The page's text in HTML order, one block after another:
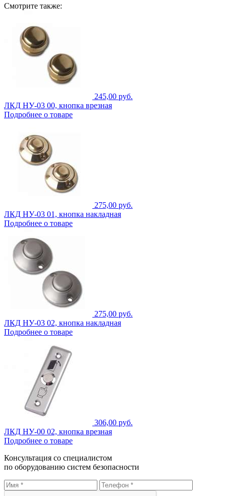
Смотрите также:
245,00 руб.
ЛКД НУ-03 00, кнопка врезная
Подробнее о товаре
275,00 руб.
ЛКД НУ-03 01, кнопка накладная
Подробнее о товаре
275,00 руб.
ЛКД НУ-03 02, кнопка накладная
Подробнее о товаре
306,00 руб.
ЛКД НУ-00 02, кнопка врезная
Подробнее о товаре
Консультация со специалистом
по оборудованию систем безопасности